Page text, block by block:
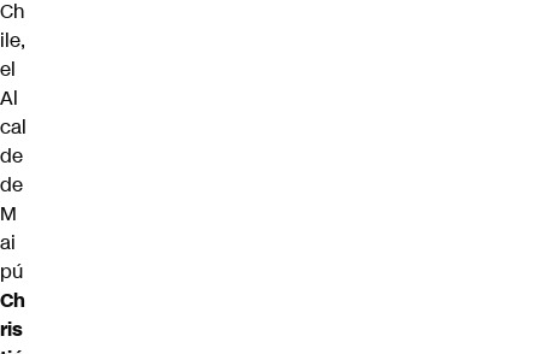
Ch
ile,
el
Al
cal
de
de
M
ai
pú
Ch
ris